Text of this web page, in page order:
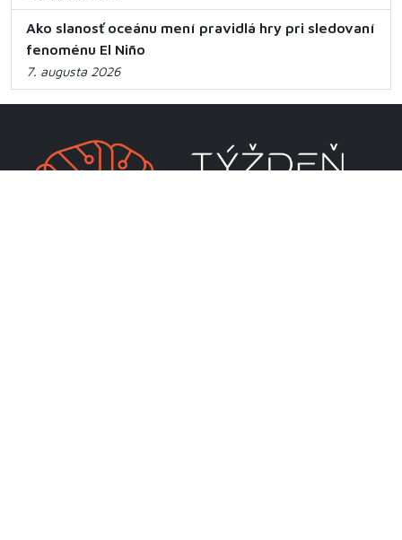
Ako slanosť oceánu mení pravidlá hry pri sledovaní
fenoménu El Niño
7. augusta 2026